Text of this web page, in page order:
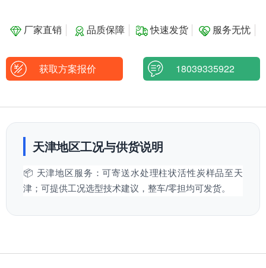
厂家直销 品质保障 快速发货 服务无忧
获取方案报价 18039335922
天津地区工况与供货说明
📦 天津地区服务：可寄送水处理柱状活性炭样品至天
津；可提供工况选型技术建议，整车/零担均可发货。